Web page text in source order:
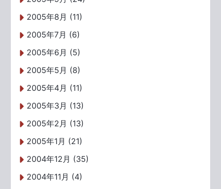
2005年8月 (11)
2005年7月 (6)
2005年6月 (5)
2005年5月 (8)
2005年4月 (11)
2005年3月 (13)
2005年2月 (13)
2005年1月 (21)
2004年12月 (35)
2004年11月 (4)